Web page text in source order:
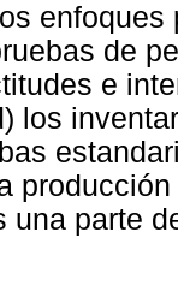
de
e
los
una parte